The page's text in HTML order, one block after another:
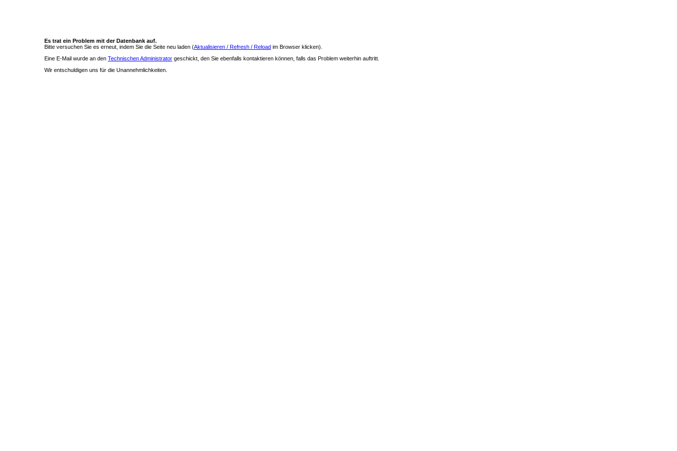
Es trat ein Problem mit der Datenbank auf.
Bitte versuchen Sie es erneut, indem Sie die Seite neu laden (Aktualisieren / Refresh / Reload im Browser klicken).
Eine E-Mail wurde an den Technischen Administrator geschickt, den Sie ebenfalls kontaktieren können, falls das Problem weiterhin auftritt.
Wir entschuldigen uns für die Unannehmlichkeiten.